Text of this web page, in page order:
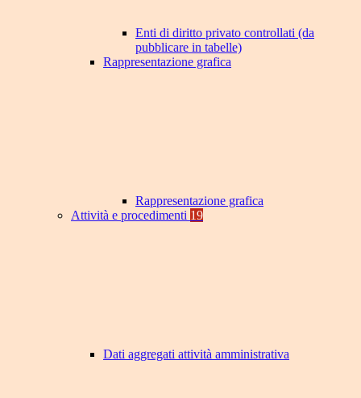
Enti di diritto privato controllati (da
pubblicare in tabelle)
Rappresentazione grafica
Rappresentazione grafica
Attività e procedimenti 19
Dati aggregati attività amministrativa